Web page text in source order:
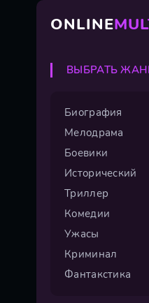
ONLINE
ВЫБРАТЬ
Биография
Мелодрама
Боевики
Исторический
Триллер
Комедии
Ужасы
Криминал
Фантакстика